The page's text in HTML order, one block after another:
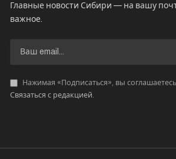
Главные новости Сибири — на вашу
важное.
Нажимая «Подписаться», вы
Связаться с редакцией